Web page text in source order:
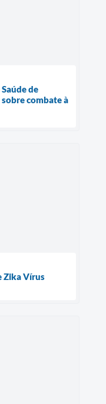
de
combate à
Zika Vírus